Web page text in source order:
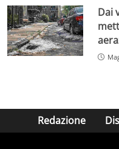
Dai
Redazione